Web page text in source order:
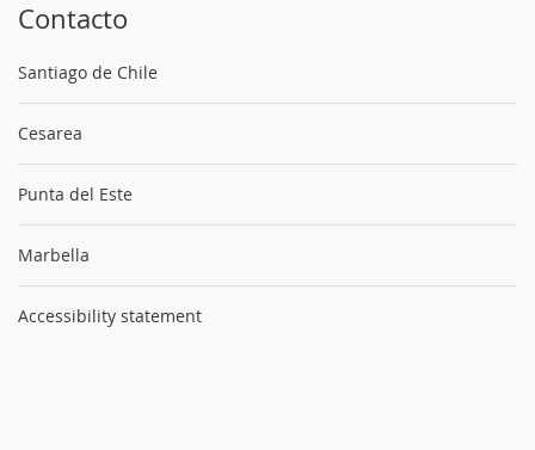
Contacto
Santiago de Chile
Cesarea
Punta del Este
Marbella
Accessibility statement